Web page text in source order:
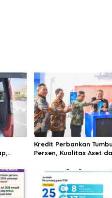
Palu,
Kredit Perbankan
Persen, Kualitas Aset
Juni 2026